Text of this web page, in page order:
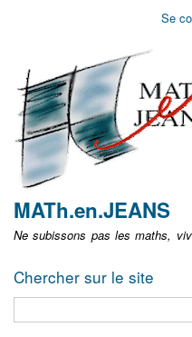
non
identifié
Se
MATh.en.JEANS
Ne subissons pas les maths,
Chercher sur le site